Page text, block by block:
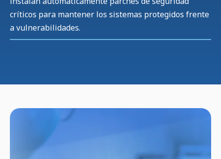
críticos para mantener los sistemas protegidos frente
a vulnerabilidades.